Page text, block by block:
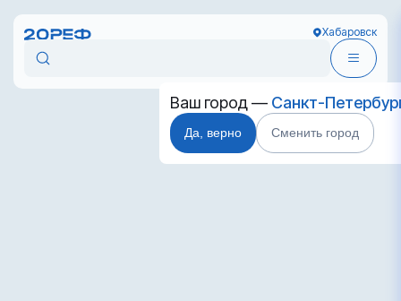
Хабаровск
Ваш город — Санкт-
Да, верно Сменить город